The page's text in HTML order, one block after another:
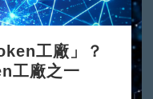
工廠」？
工廠之一